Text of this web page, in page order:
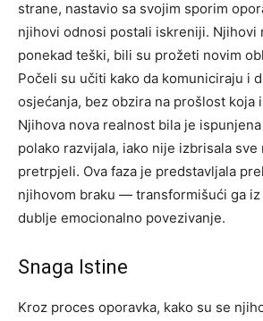
strane, nastavio sa svojim sporim
njihovi odnosi postali iskreniji. Njihovi
ponekad teški, bili su prožeti novim
Počeli su učiti kako da komuniciraju i
osjećanja, bez obzira na prošlost koja
Njihova nova realnost bila je
polako razvijala, iako nije izbrisala sve
pretrpjeli. Ova faza je predstavljala
njihovom braku — transformišući ga
dublje emocionalno povezivanje.
Snaga Istine
Kroz proces oporavka, kako su se